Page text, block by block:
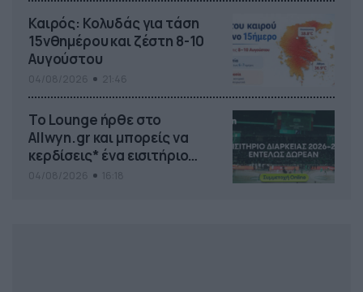
Καιρός: Κολυδάς για τάση
15νθημέρου και ζέστη 8-10
Αυγούστου
Το Lounge ήρθε στο
Allwyn.gr και μπορείς να
κερδίσεις* ένα εισιτήριο
διαρκείας του